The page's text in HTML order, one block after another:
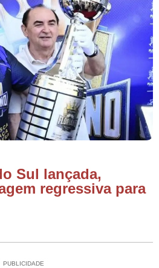
Sul lançada,
regressiva para
PUBLICIDADE